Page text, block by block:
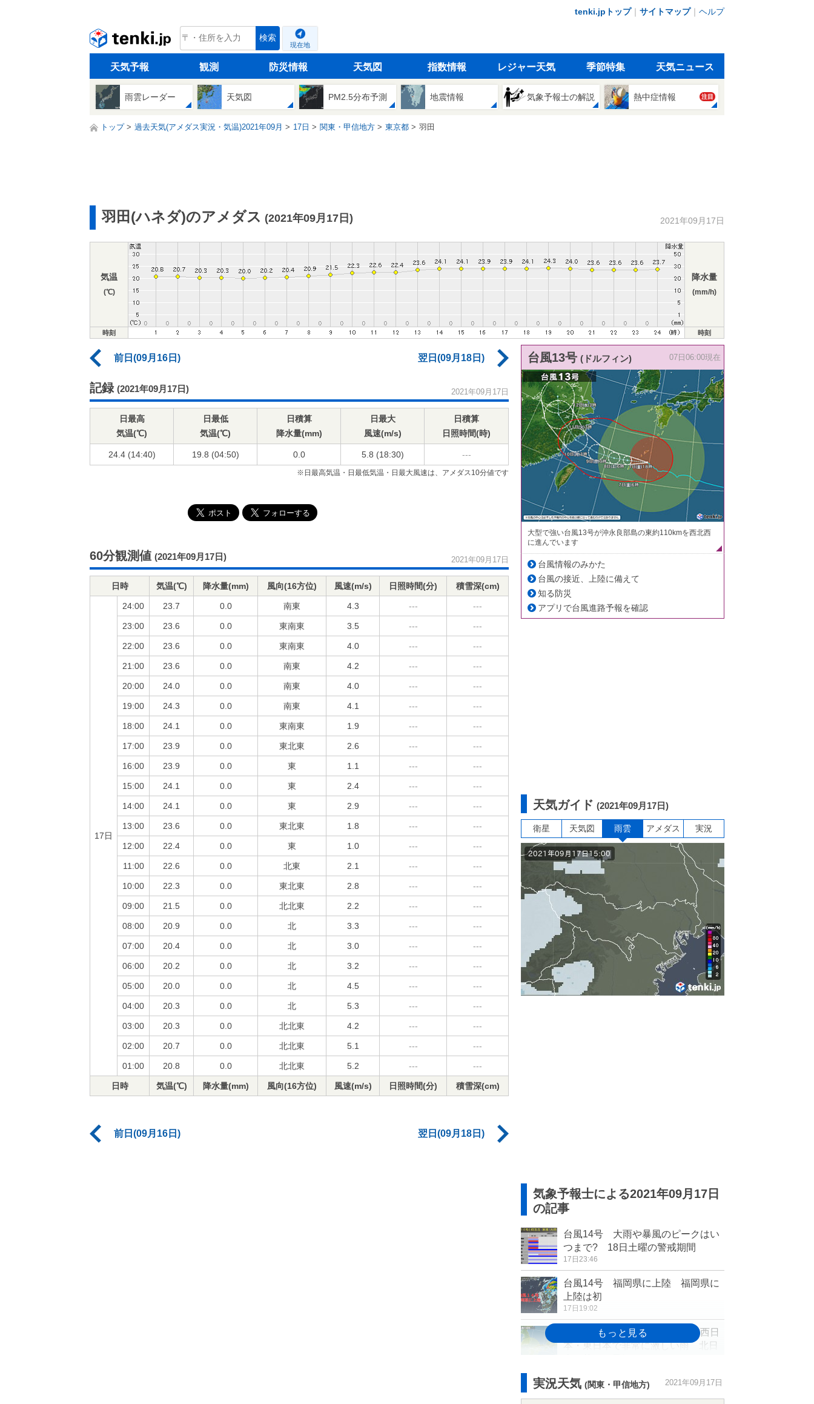
tenki.jpトップ｜ サイトマップ｜ ヘルプ
tenki.jp 検索
現在地
天気予報 観測 防災情報 天気図 指数情報 レジャー天気 季節特集 天気ニュース
雨雲レーダー 天気図 PM2.5分布予測 地震情報 気象予報士の解説 熱中症情報 注目
トップ 過去天気(アメダス実況・気温)2021年09月 17日 関東・甲信地方 東京都 羽田
羽田(ハネダ)のアメダス (2021年09月17日) 2021年09月17日
気温
(℃)
降水量
(mm/h)
時刻 時刻
前日(09月16日) 翌日(09月18日)
記録 (2021年09月17日) 2021年09月17日
日最高
気温(℃)
日最低
気温(℃)
日積算
降水量(mm)
日最大
風速(m/s)
日積算
日照時間(時)
24.4 (14:40) 19.8 (04:50) 0.0 5.8 (18:30) ---
※日最高気温・日最低気温・日最大風速は、アメダス10分値です
60分観測値 (2021年09月17日) 2021年09月17日
日時 気温(℃) 降水量(mm) 風向(16方位) 風速(m/s) 日照時間(分) 積雪深(cm)
17日
24:00 23.7 0.0 南東 4.3 --- ---
23:00 23.6 0.0 東南東 3.5 --- ---
22:00 23.6 0.0 東南東 4.0 --- ---
21:00 23.6 0.0 南東 4.2 --- ---
20:00 24.0 0.0 南東 4.0 --- ---
19:00 24.3 0.0 南東 4.1 --- ---
18:00 24.1 0.0 東南東 1.9 --- ---
17:00 23.9 0.0 東北東 2.6 --- ---
16:00 23.9 0.0 東 1.1 --- ---
15:00 24.1 0.0 東 2.4 --- ---
14:00 24.1 0.0 東 2.9 --- ---
13:00 23.6 0.0 東北東 1.8 --- ---
12:00 22.4 0.0 東 1.0 --- ---
11:00 22.6 0.0 北東 2.1 --- ---
10:00 22.3 0.0 東北東 2.8 --- ---
09:00 21.5 0.0 北北東 2.2 --- ---
08:00 20.9 0.0 北 3.3 --- ---
07:00 20.4 0.0 北 3.0 --- ---
06:00 20.2 0.0 北 3.2 --- ---
05:00 20.0 0.0 北 4.5 --- ---
04:00 20.3 0.0 北 5.3 --- ---
03:00 20.3 0.0 北北東 4.2 --- ---
02:00 20.7 0.0 北北東 5.1 --- ---
01:00 20.8 0.0 北北東 5.2 --- ---
日時 気温(℃) 降水量(mm) 風向(16方位) 風速(m/s) 日照時間(分) 積雪深(cm)
前日(09月16日) 翌日(09月18日)
台風13号 (ドルフィン) 07日06:00現在
大型で強い台風13号が沖永良部島の東約110kmを西北西
に進んでいます
台風情報のみかた
台風の接近、上陸に備えて
知る防災
アプリで台風進路予報を確認
天気ガイド (2021年09月17日)
衛星 天気図 雨雲 アメダス 実況
気象予報士による2021年09月17日
の記事
台風14号 大雨や暴風のピークはい
つまで? 18日土曜の警戒期間
17日23:46
台風14号 福岡県に上陸 福岡県に
上陸は初
17日19:02
台風は西日本に上陸へ 18日は西日
本・東日本で非常に激しい雨 北日
実況天気 (関東・甲信地方) 2021年09月17日